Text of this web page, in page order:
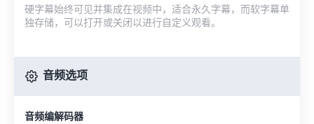
硬字幕始终可见并集成在视频中，适合永久字幕，而软字幕单
独存储，可以打开或关闭以进行自定义观看。
音频选项
音频编解码器